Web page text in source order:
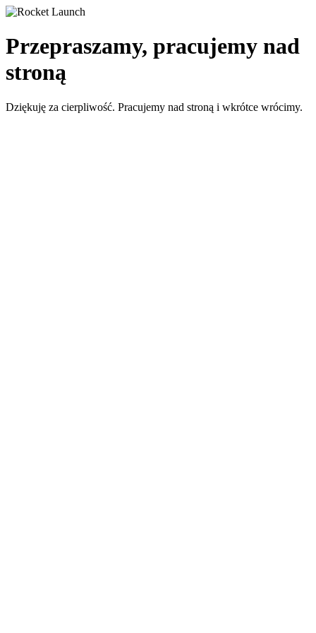
Przepraszamy, pracujemy nad
stroną
Dziękuję za cierpliwość. Pracujemy nad stroną i wkrótce wrócimy.